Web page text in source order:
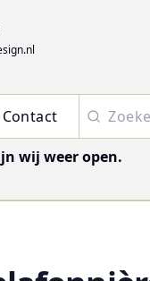
Contact
wij weer open.